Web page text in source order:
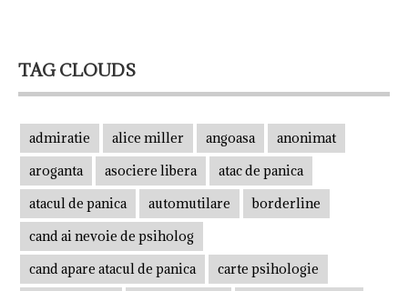
TAG CLOUDS
admiratie alice miller angoasa
anonimat
aroganta
asociere libera
atac de panica
atacul de panica
automutilare
borderline
cand ai nevoie de psiholog
cand apare atacul de panica
carte psihologie